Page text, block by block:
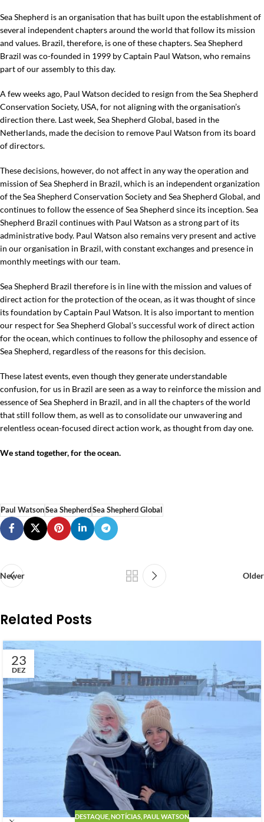
Sea Shepherd is an organisation that has built upon the establishment of
several independent chapters around the world that follow its mission
and values. Brazil, therefore, is one of these chapters. Sea Shepherd
Brazil was co-founded in 1999 by Captain Paul Watson, who remains
part of our assembly to this day.
A few weeks ago, Paul Watson decided to resign from the Sea Shepherd
Conservation Society, USA, for not aligning with the organisation’s
direction there. Last week, Sea Shepherd Global, based in the
Netherlands, made the decision to remove Paul Watson from its board
of directors.
These decisions, however, do not affect in any way the operation and
mission of Sea Shepherd in Brazil, which is an independent organization
of the Sea Shepherd Conservation Society and Sea Shepherd Global, and
continues to follow the essence of Sea Shepherd since its inception. Sea
Shepherd Brazil continues with Paul Watson as a strong part of its
administrative body. Paul Watson also remains very present and active
in our organisation in Brazil, with constant exchanges and presence in
monthly meetings with our team.
Sea Shepherd Brazil therefore is in line with the mission and values ​​of
direct action for the protection of the ocean, as it was thought of since
its foundation by Captain Paul Watson. It is also important to mention
our respect for Sea Shepherd Global’s successful work of direct action
for the ocean, which continues to follow the philosophy and essence of
Sea Shepherd, regardless of the reasons for this decision.
These latest events, even though they generate understandable
confusion, for us in Brazil are seen as a way to reinforce the mission and
essence of Sea Shepherd in Brazil, and in all the chapters of the world
that still follow them, as well as to consolidate our unwavering and
relentless ocean-focused direct action work, as thought from day one.
We stand together, for the ocean.
Paul WatsonSea ShepherdSea Shepherd Global
Newer Older
Related Posts
23
DEZ
DESTAQUE NOTÍCIAS PAUL WATSON